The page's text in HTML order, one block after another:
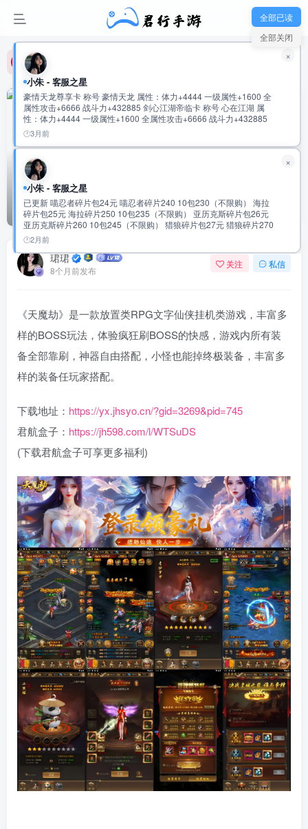
君行手游-玩家新群：992475915
君行手游-玩家新群：992475915
君行手游-玩家新群：992475915
天魔劫（2字服）—文字传奇！
首页 传奇专区 正文
0 1.8W+ 3549
珺珺
8个月前发布
关注 私信
《天魔劫》是一款放置类RPG文字仙侠挂机类游戏，丰富多
样的BOSS玩法，体验疯狂刷BOSS的快感，游戏内所有装
备全部靠刷，神器自由搭配，小怪也能掉终极装备，丰富多
样的装备任玩家搭配。
下载地址： https://yx.jhsyo.cn/?gid=3269&pid=745
君航盒子： https://jh598.com/l/WTSuDS
(下载君航盒子可享更多福利)
全部已读
全部关闭
小朱 - 客服之星
豪情天龙尊享卡 称号 豪情天龙 属性：体力+4444 一级属性+1600 全
属性攻击+6666 战斗力+432885 剑心江湖帝临卡 称号 心在江湖 属
性：体力+4444 一级属性+1600 全属性攻击+6666 战斗力+432885
鬼谷纵横无双卡 称号 鬼谷无双 属性：体力+5555 一级属性+1600 全
属性攻击+8888 战斗力+534120 云龙御世龙尊卡 称号 云龙际会 属
性：体力+5555 一级属性+1600 全属性攻击+8888 战斗力+534120
仗剑天府君临卡 称号 仗剑游天府 属性：体力+6666 一级属性+1600
全属性攻击+11111 战斗力+635392 超核宗师独尊卡 称号 超核宗师
属性：体力+6666 一级属性+1600 全属性攻击+11111 战斗力
+635392 九九至尊•绝世英杰至臻卡 称号 盛世霸主 属性：会心攻击
+10000 一级属性+3333 全属性攻击+9999 战斗力+720772 称号 盛世
帝王 属性：会心攻击+10000 一级属性+3333 全属性攻击+9999 战斗
力+720772 称号 盛世至尊 属性：会心攻击+10000 一级属性+3333 全
属性攻击+9999 战斗力+720772 称号 绝世英杰 属性：会心攻击
+20000 一级属性+6666 全属性攻击+20000 战斗力:1441619
3月前
×
小朱 - 客服之星
已更新 喵忍者碎片包24元 喵忍者碎片240 10包230（不限购） 海拉
碎片包25元 海拉碎片250 10包235（不限购） 亚历克斯碎片包26元
亚历克斯碎片260 10包245（不限购） 猎狼碎片包27元 猎狼碎片270
10包255（不限购） 传说圣物速成包97元 传说圣物碎片500 5包
481（不限购） 史诗圣物速成包98元 史诗圣物碎片2500 5包483元
（不限购） 稀有圣物速成包99元 稀有圣物碎片12500 5包485元（不
限购） 2万累充 有到的任充一笔可以获得 随机强化道具4000 幻彩钥
匙1200 橙色圣物通用碎片1500个 随机神话碎片420个
2月前
×